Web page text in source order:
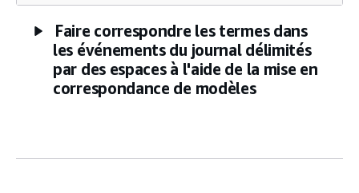
Faire correspondre les termes dans
les événements du journal délimités
par des espaces à l'aide de la mise en
correspondance de modèles